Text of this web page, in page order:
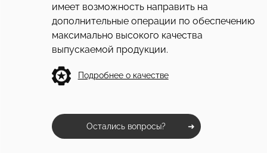
имеет возможность направить на
дополнительные операции по обеспечению
максимально высокого качества
выпускаемой продукции.
Подробнее о качестве
Остались вопросы?